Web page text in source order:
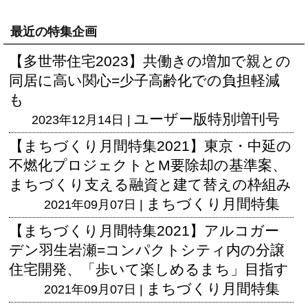
最近の特集企画
【多世帯住宅2023】共働きの増加で親との
同居に高い関心=少子高齢化での負担軽減
も
2023年12月14日 | ユーザー版特別増刊号
【まちづくり月間特集2021】東京・中延の
不燃化プロジェクトとM要除却の基準案、
まちづくり支える融資と建て替えの枠組み
2021年09月07日 | まちづくり月間特集
【まちづくり月間特集2021】アルコガー
デン羽生岩瀬=コンパクトシティ内の分譲
住宅開発、「歩いて楽しめるまち」目指す
2021年09月07日 | まちづくり月間特集